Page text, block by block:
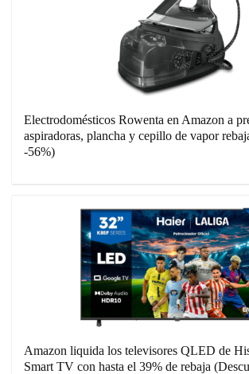
Electrodomésticos Rowenta en Amazon a
aspiradoras, plancha y cepillo de vapor
-56%)
Amazon liquida los televisores QLED de
Smart TV con hasta el 39% de rebaja